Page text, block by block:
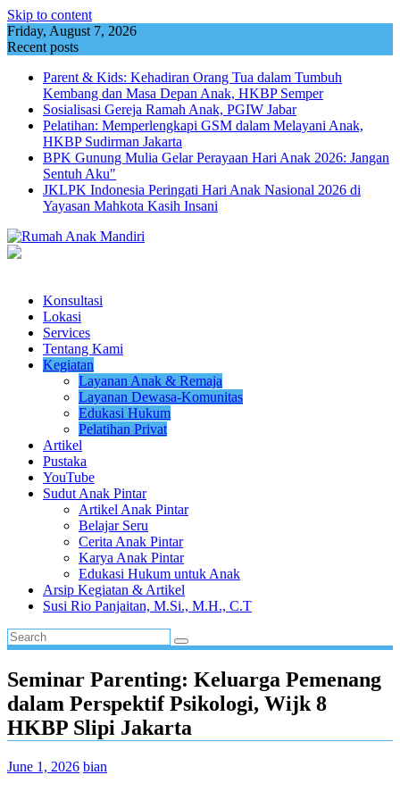
Skip to content
Friday, August 7, 2026
Recent posts
Parent & Kids: Kehadiran Orang Tua dalam Tumbuh
Kembang dan Masa Depan Anak, HKBP Semper
Sosialisasi Gereja Ramah Anak, PGIW Jabar
Pelatihan: Memperlengkapi GSM dalam Melayani Anak,
HKBP Sudirman Jakarta
BPK Gunung Mulia Gelar Perayaan Hari Anak 2026: Jangan
Sentuh Aku"
JKLPK Indonesia Peringati Hari Anak Nasional 2026 di
Yayasan Mahkota Kasih Insani
Konsultasi
Lokasi
Services
Tentang Kami
Kegiatan
Layanan Anak & Remaja
Layanan Dewasa-Komunitas
Edukasi Hukum
Pelatihan Privat
Artikel
Pustaka
YouTube
Sudut Anak Pintar
Artikel Anak Pintar
Belajar Seru
Cerita Anak Pintar
Karya Anak Pintar
Edukasi Hukum untuk Anak
Arsip Kegiatan & Artikel
Susi Rio Panjaitan, M.Si., M.H., C.T
Seminar Parenting: Keluarga Pemenang
dalam Perspektif Psikologi, Wijk 8
HKBP Slipi Jakarta
June 1, 2026 bian